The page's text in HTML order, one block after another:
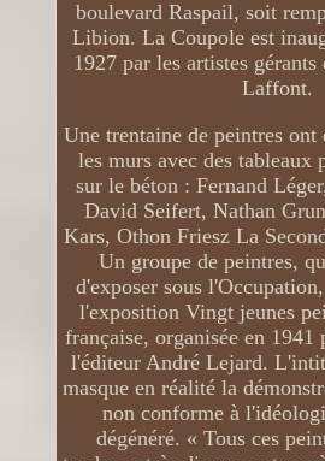
boulevard Raspail, soit
Libion. La Coupole est
1927 par les artistes
Laffont.
Une trentaine de peintres
les murs avec des tableaux
sur le béton : Fernand
David Seifert, Nathan
Kars, Othon Friesz La
Un groupe de peintres,
d'exposer sous
l'exposition Vingt jeunes
française, organisée en 1941
l'éditeur André Lejard.
masque en réalité la
non conforme à
dégénéré. « Tous ces